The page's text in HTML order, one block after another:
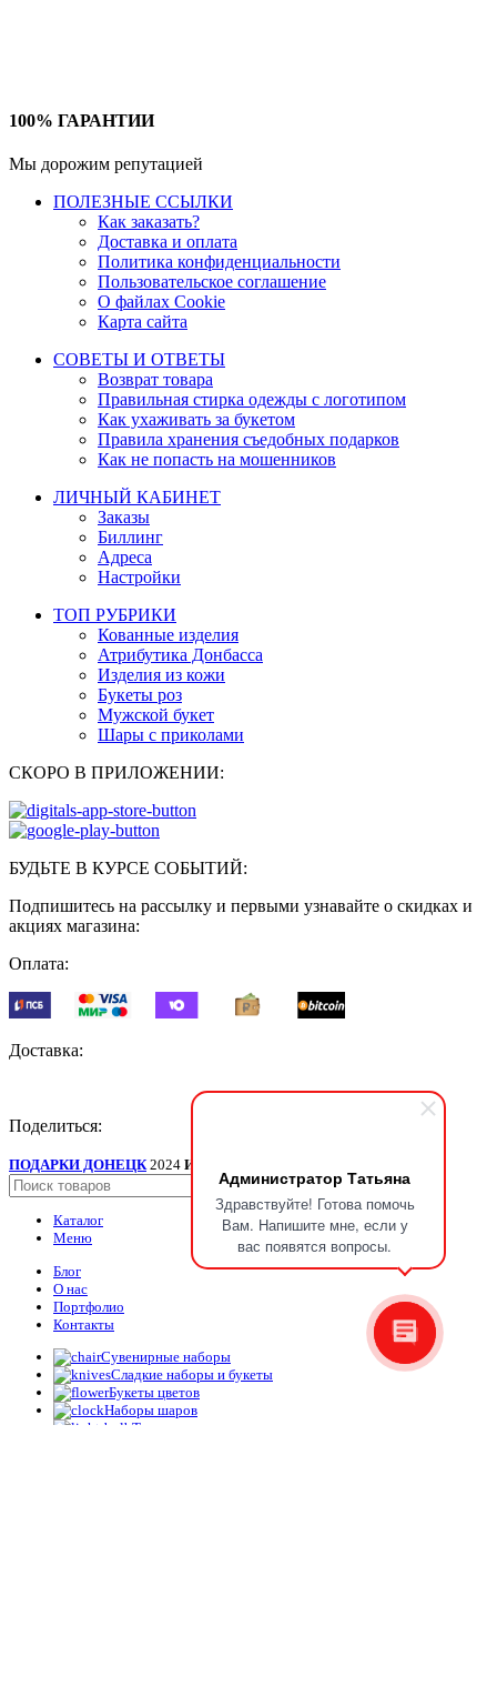
Администратор Татьяна
Здравствуйте! Готова помочь
Вам. Напишите мне, если у
вас появятся вопросы.
100% ГАРАНТИИ
Мы дорожим репутацией
ПОЛЕЗНЫЕ ССЫЛКИ
Как заказать?
Доставка и оплата
Политика конфиденциальности
Пользовательское соглашение
О файлах Cookie
Карта сайта
СОВЕТЫ И ОТВЕТЫ
Возврат товара
Правильная стирка одежды с логотипом
Как ухаживать за букетом
Правила хранения съедобных подарков
Как не попасть на мошенников
ЛИЧНЫЙ КАБИНЕТ
Заказы
Биллинг
Адреса
Настройки
ТОП РУБРИКИ
Кованные изделия
Атрибутика Донбасса
Изделия из кожи
Букеты роз
Мужской букет
Шары с приколами
СКОРО В ПРИЛОЖЕНИИ:
БУДЬТЕ В КУРСЕ СОБЫТИЙ:
Подпишитесь на рассылку и первыми узнавайте о скидках и
акциях магазина:
Оплата:
Доставка:
Поделиться:
ПОДАРКИ ДОНЕЦК 2024 ИП Мудрик А.В. ИНН ОГРН
Поиск
Каталог
Меню
Блог
О нас
Портфолио
Контакты
Сувенирные наборы
Сладкие наборы и букеты
Букеты цветов
Наборы шаров
Топперы